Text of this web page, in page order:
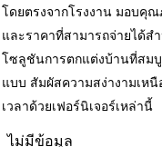
โดยตรงจากโรงงาน มอบคุ
และราคาที่สามารถจ่ายได้ส
โซลูชันการตกแต่งบ้านที่สม
แบบ สัมผัสความสง่างามเหนื
เวลาด้วยเฟอร์นิเจอร์เหล่านี้
ไม่มีข้อมูล